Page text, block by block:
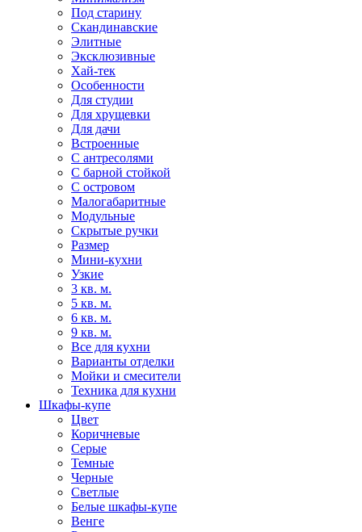
Под старину
Скандинавские
Элитные
Эксклюзивные
Хай-тек
Особенности
Для студии
Для хрущевки
Для дачи
Встроенные
С антресолями
С барной стойкой
С островом
Малогабаритные
Модульные
Скрытые ручки
Размер
Мини-кухни
Узкие
3 кв. м.
5 кв. м.
6 кв. м.
9 кв. м.
Все для кухни
Варианты отделки
Мойки и смесители
Техника для кухни
Шкафы-купе
Цвет
Коричневые
Серые
Темные
Черные
Светлые
Белые шкафы-купе
Венге